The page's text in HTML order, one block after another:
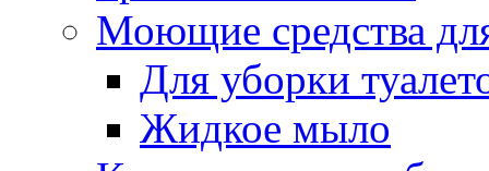
Моющие средства
Для уборки
Жидкое мыло